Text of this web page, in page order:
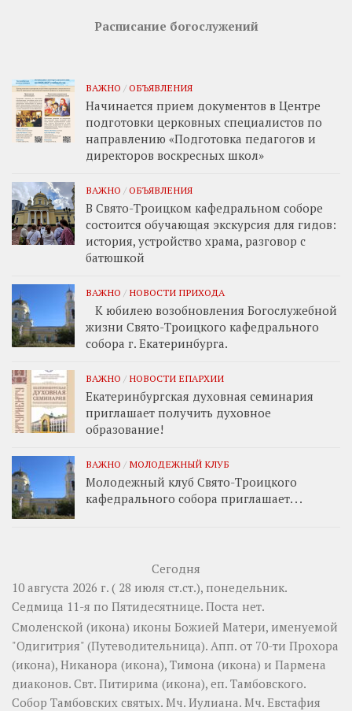
Расписание богослужений
ВАЖНО / ОБЪЯВЛЕНИЯ
Начинается прием документов в Центре
подготовки церковных специалистов по
направлению «Подготовка педагогов и
директоров воскресных школ»
ВАЖНО / ОБЪЯВЛЕНИЯ
В Свято-Троицком кафедральном соборе
состоится обучающая экскурсия для гидов:
история, устройство храма, разговор с
батюшкой
ВАЖНО / НОВОСТИ ПРИХОДА
К юбилею возобновления Богослужебной
жизни Свято-Троицкого кафедрального
собора г. Екатеринбурга.
ВАЖНО / НОВОСТИ ЕПАРХИИ
Екатеринбургская духовная семинария
приглашает получить духовное
образование!
ВАЖНО / МОЛОДЕЖНЫЙ КЛУБ
Молодежный клуб Свято-Троицкого
кафедрального собора приглашает. . .
Сегодня
10 августа 2026 г. ( 28 июля ст.ст.), понедельник.
Седмица 11-я по Пятидесятнице. Поста нет.
Смоленской (икона) иконы Божией Матери, именуемой
"Одигитрия" (Путеводительница). Апп. от 70-ти Прохора
(икона), Никанора (икона), Тимона (икона) и Пармена
диаконов. Свт. Питирима (икона), еп. Тамбовского.
Собор Тамбовских святых. Мч. Иулиана. Мч. Евстафия